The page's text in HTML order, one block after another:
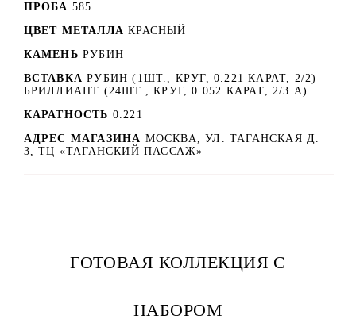
ПРОБА 585
ЦВЕТ МЕТАЛЛА КРАСНЫЙ
КАМЕНЬ РУБИН
ВСТАВКА РУБИН (1ШТ., КРУГ, 0.221 КАРАТ, 2/2)
БРИЛЛИАНТ (24ШТ., КРУГ, 0.052 КАРАТ, 2/3 A)
КАРАТНОСТЬ 0.221
АДРЕС МАГАЗИНА МОСКВА, УЛ. ТАГАНСКАЯ Д.
3, ТЦ «ТАГАНСКИЙ ПАССАЖ»
ГОТОВАЯ КОЛЛЕКЦИЯ С
НАБОРОМ